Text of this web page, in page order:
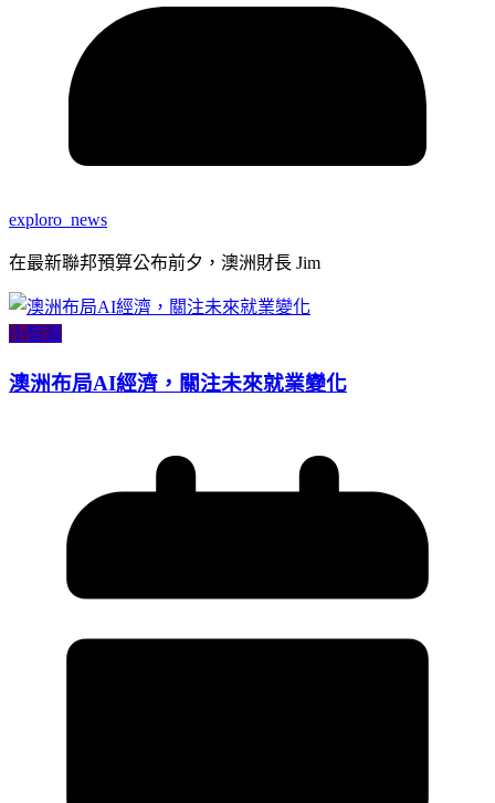
exploro_news
在最新聯邦預算公布前夕，澳洲財長 Jim
小智識
澳洲布局AI經濟，關注未來就業變化